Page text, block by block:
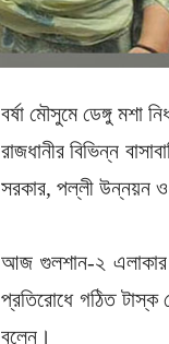
বর্ষা মৌসুমে ডেঙ্গু মশা
রাজধানীর বিভিন্ন
সরকার, পল্লী উন্নয়ন ও
আজ গুলশান-২ এলাকার
প্রতিরোধে গঠিত টাস্ক
বলেন।